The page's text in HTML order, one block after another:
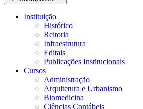
Instituição
Histórico
Reitoria
Infraestrutura
Editais
Publicações Institucionais
Cursos
Administração
Arquitetura e Urbanismo
Biomedicina
Ciências Contábeis